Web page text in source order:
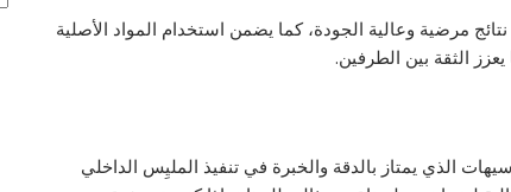
مرضية وعالية الجودة، كما يضمن استخدام المواد الأصلية
الثقة بين الطرفين.
الذي يمتاز بالدقة والخبرة في تنفيذ المليِس الداخلي